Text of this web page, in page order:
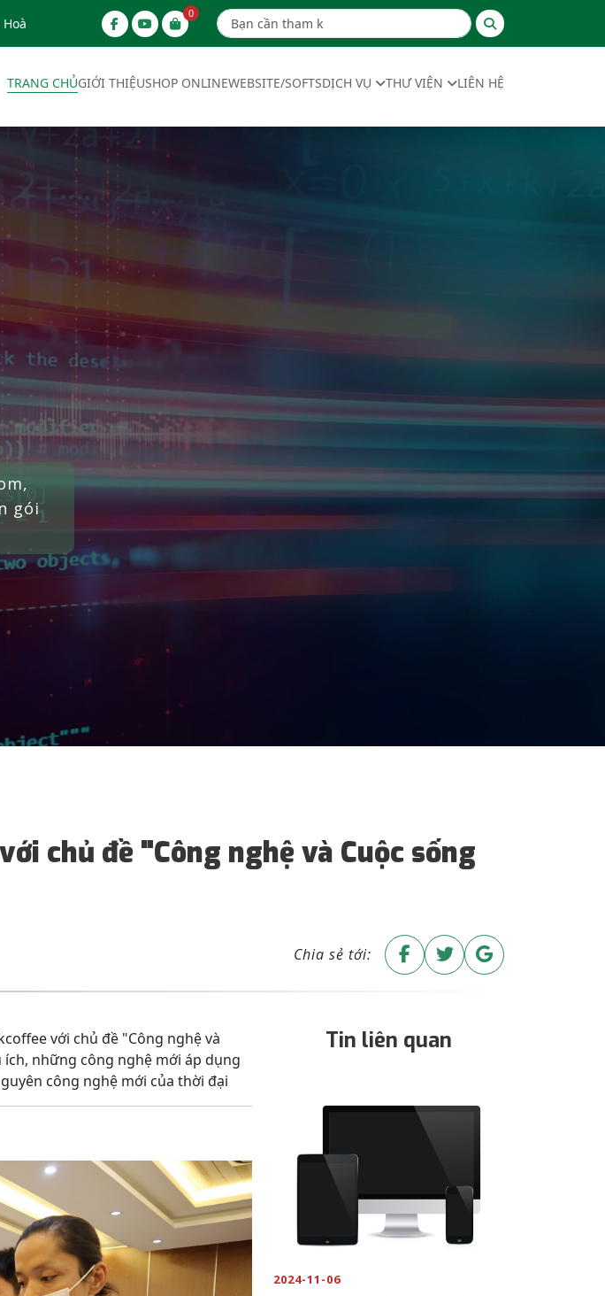
0
TRANG CHỦGIỚI THIỆUSHOP ONLINEWEBSITE/SOFTSDỊCH VỤ THƯ VIỆN LIÊN HỆ
năm
với
chủ đề "Công nghệ và Cuộc sống
Chia sẻ tới:
với chủ đề "Công nghệ và
những công nghệ mới áp dụng
công nghệ mới của thời đại
Tin liên quan
2024-11-06